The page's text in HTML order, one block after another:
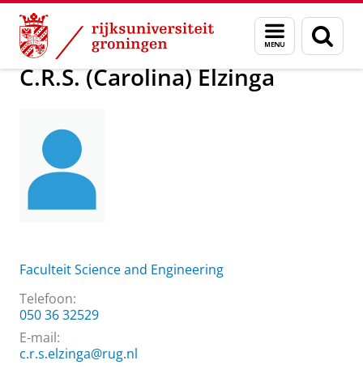
Skip
Content
Skip
Navigation
Menu
en
zoeken
Over ons C.R.S. (Carolina) Elzinga
C.R.S. (Carolina) Elzinga
Faculteit Science and Engineering
Telefoon:
050 36 32529
E-mail:
c.r.s.elzinga@rug.nl